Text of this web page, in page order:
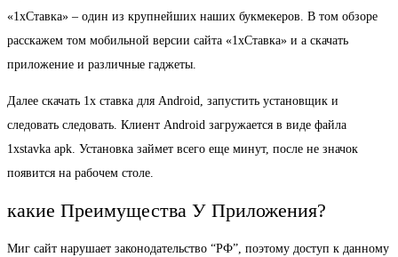
«1хСтавка» – один из крупнейших наших букмекеров. В том обзоре
расскажем том мобильной версии сайта «1хСтавка» и а скачать
приложение и различные гаджеты.
Далее скачать 1x ставка для Android, запустить установщик и
следовать следовать. Клиент Android загружается в виде файла
1xstavka apk. Установка займет всего еще минут, после не значок
появится на рабочем столе.
какие Преимущества У Приложения?
Миг сайт нарушает законодательство “РФ”, поэтому доступ к данному